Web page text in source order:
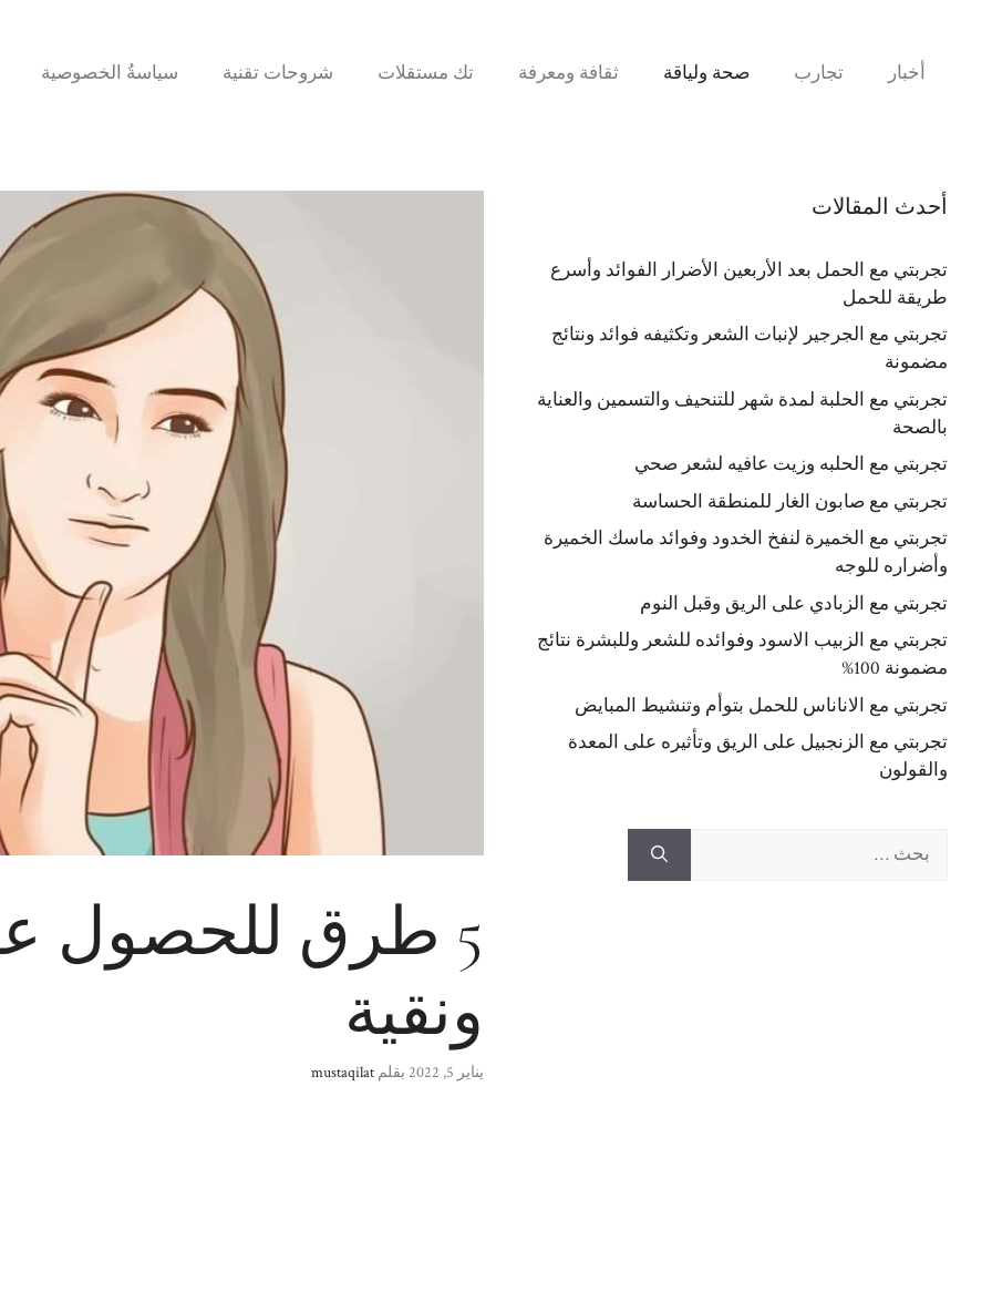
أخبار تجارب صحة ولياقة ثقافة ومعرفة تك مستقلات شروحات تقنية سياسةُ الخصوصية
5 طرق للحصول
ونقية
يناير 5, 2022 بقلمmustaqilat
أحدث المقالات
تجربتي مع الحمل بعد الأربعين الأضرار الفوائد وأسرع
طريقة للحمل
تجربتي مع الجرجير لإنبات الشعر وتكثيفه فوائد ونتائج
مضمونة
تجربتي مع الحلبة لمدة شهر للتنحيف والتسمين والعناية
بالصحة
تجربتي مع الحلبه وزيت عافيه لشعر صحي
تجربتي مع صابون الغار للمنطقة الحساسة
تجربتي مع الخميرة لنفخ الخدود وفوائد ماسك الخميرة
وأضراره للوجه
تجربتي مع الزبادي على الريق وقبل النوم
تجربتي مع الزبيب الاسود وفوائده للشعر وللبشرة نتائج
مضمونة 100%
تجربتي مع الاناناس للحمل بتوأم وتنشيط المبايض
تجربتي مع الزنجبيل على الريق وتأثيره على المعدة
والقولون
عن: